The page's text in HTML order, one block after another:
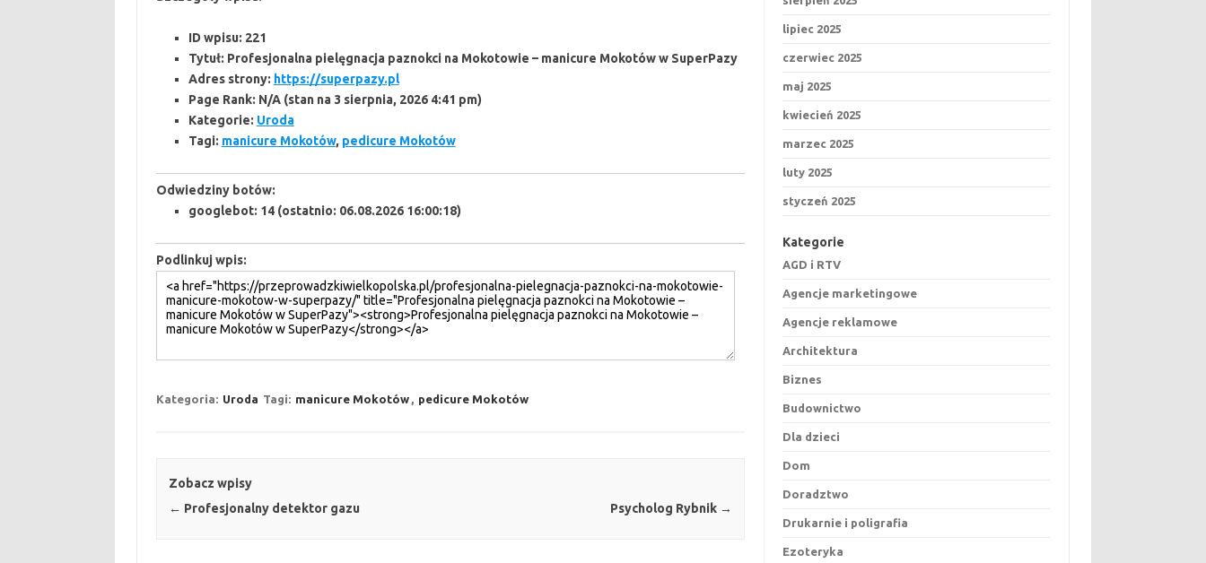
ID wpisu: 221
Tytuł: Profesjonalna pielęgnacja paznokci na Mokotowie – manicure Mokotów w SuperPazy
Adres strony: https://superpazy.pl
Page Rank: N/A(stan na 3 sierpnia, 2026 4:41 pm)
Kategorie: Uroda
Tagi: manicure Mokotów, pedicure Mokotów
Odwiedziny botów:
googlebot: 14(ostatnio: 06.08.2026 16:00:18)
Podlinkuj wpis:
Kategoria: Uroda Tagi: manicure Mokotów , pedicure Mokotów
Zobacz wpisy
← Profesjonalny detektor gazu Psycholog Rybnik →
lipiec 2025
czerwiec 2025
maj 2025
kwiecień 2025
marzec 2025
luty 2025
styczeń 2025
Kategorie
AGD i RTV
Agencje marketingowe
Agencje reklamowe
Architektura
Biznes
Budownictwo
Dla dzieci
Dom
Doradztwo
Drukarnie i poligrafia
Ezoteryka